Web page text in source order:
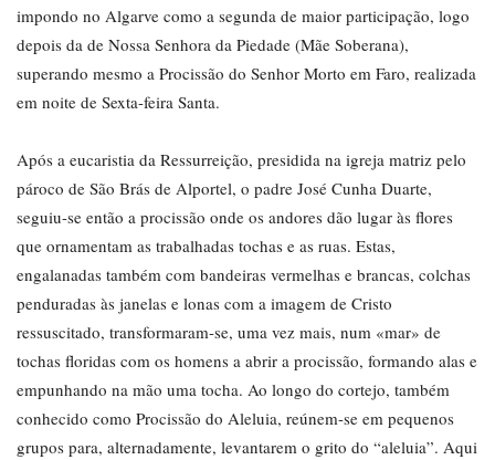
impondo no Algarve como a segunda de maior participação, logo
depois da de Nossa Senhora da Piedade (Mãe Soberana),
superando mesmo a Procissão do Senhor Morto em Faro, realizada
em noite de Sexta-feira Santa.
Após a eucaristia da Ressurreição, presidida na igreja matriz pelo
pároco de São Brás de Alportel, o padre José Cunha Duarte,
seguiu-se então a procissão onde os andores dão lugar às flores
que ornamentam as trabalhadas tochas e as ruas. Estas,
engalanadas também com bandeiras vermelhas e brancas, colchas
penduradas às janelas e lonas com a imagem de Cristo
ressuscitado, transformaram-se, uma vez mais, num «mar» de
tochas floridas com os homens a abrir a procissão, formando alas e
empunhando na mão uma tocha. Ao longo do cortejo, também
conhecido como Procissão do Aleluia, reúnem-se em pequenos
grupos para, alternadamente, levantarem o grito do “aleluia”. Aqui